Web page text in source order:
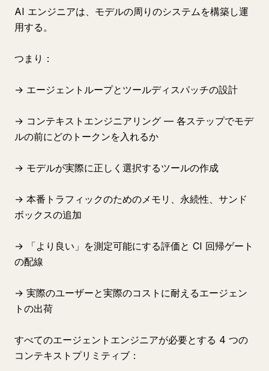
AI エンジニアは、モデルの周りのシステムを構築し運
用する。
つまり：
→ エージェントループとツールディスパッチの設計
→ コンテキストエンジニアリング — 各ステップでモデ
ルの前にどのトークンを入れるか
→ モデルが実際に正しく選択するツールの作成
→ 本番トラフィックのためのメモリ、永続性、サンド
ボックスの追加
→ 「より良い」を測定可能にする評価と CI 回帰ゲート
の配線
→ 実際のユーザーと実際のコストに耐えるエージェン
トの出荷
すべてのエージェントエンジニアが必要とする 4 つの
コンテキストプリミティブ：